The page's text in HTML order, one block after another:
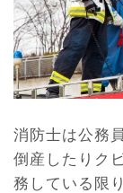
消防士は公務
倒産したりク
務している限